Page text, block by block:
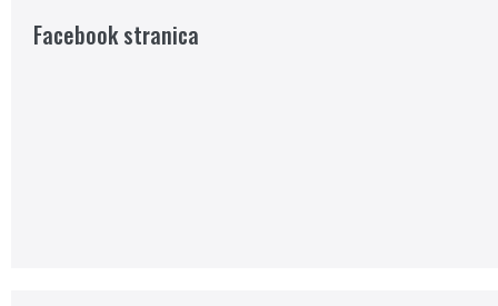
Facebook stranica